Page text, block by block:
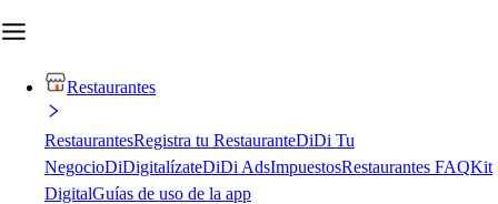
Restaurantes
RestaurantesRegistra tu RestauranteDiDi Tu
NegocioDiDigitalízateDiDi AdsImpuestosRestaurantes FAQKit
DigitalGuías de uso de la app